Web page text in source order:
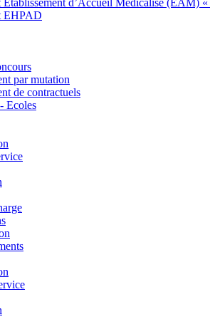
Etablissement d’Accueil Médicalisé (EAM)
EHPAD
par mutation
de contractuels
Ecoles